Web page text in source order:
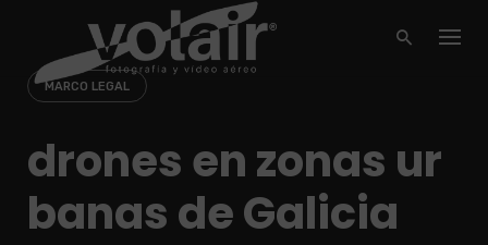
content
MARCO LEGAL
drones en zonas ur
banas de Galicia